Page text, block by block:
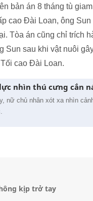
bản án 8 tháng tù
cao Đài Loan, ông
Tòa án cũng chỉ trích
sau khi vật nuôi
cao Đài Loan.
nhìn thú cưng cắn
nữ chủ nhân xót xa nhìn
kịp trở tay